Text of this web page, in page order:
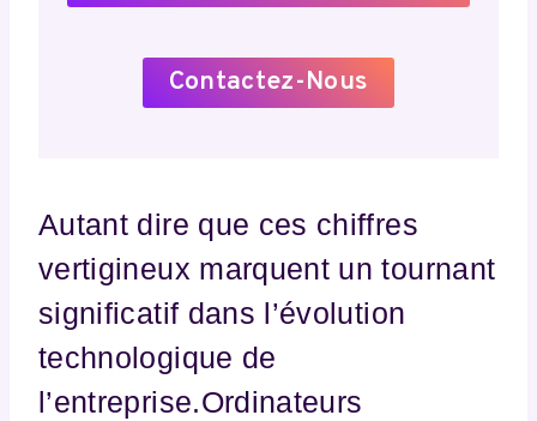
Contactez-Nous
Autant dire que ces chiffres
vertigineux marquent un tournant
significatif dans l’évolution
technologique de
l’entreprise.Ordinateurs